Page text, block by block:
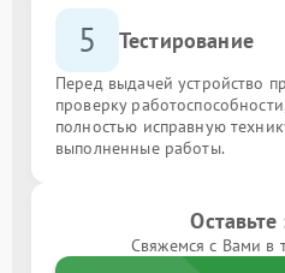
5 Тестирование
Перед выдачей устройство
проверку
полностью исправную
выполненные работы.
Оставьте
Свяжемся с Вами в